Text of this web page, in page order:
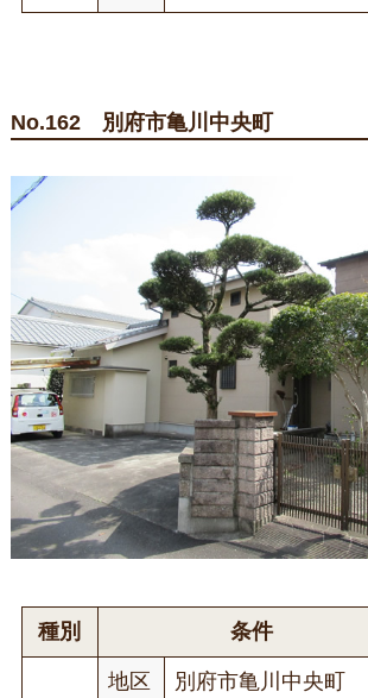
No.162 別府市亀川中央町
種別 条件
地区
別府市亀川中央町